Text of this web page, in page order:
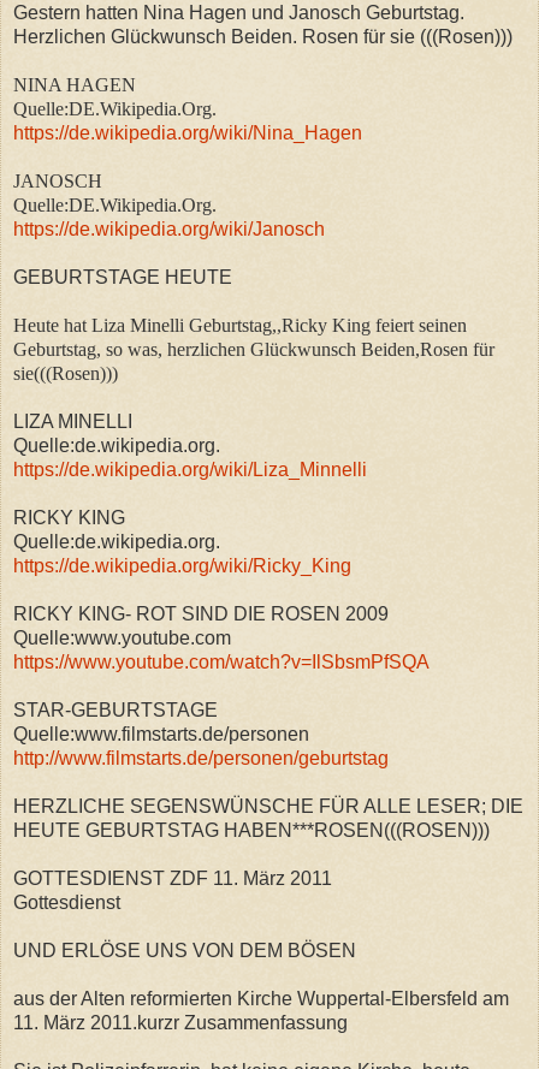
Gestern hatten Nina Hagen und Janosch Geburtstag.
Herzlichen Glückwunsch Beiden. Rosen für sie (((Rosen)))
NINA HAGEN
Quelle:DE.Wikipedia.Org.
https://de.wikipedia.org/wiki/Nina_Hagen
JANOSCH
Quelle:DE.Wikipedia.Org.
https://de.wikipedia.org/wiki/Janosch
GEBURTSTAGE HEUTE
Heute hat Liza Minelli Geburtstag,,Ricky King feiert seinen
Geburtstag, so was, herzlichen Glückwunsch Beiden,Rosen für
sie(((Rosen)))
LIZA MINELLI
Quelle:de.wikipedia.org.
https://de.wikipedia.org/wiki/Liza_Minnelli
RICKY KING
Quelle:de.wikipedia.org.
https://de.wikipedia.org/wiki/Ricky_King
RICKY KING- ROT SIND DIE ROSEN 2009
Quelle:www.youtube.com
https://www.youtube.com/watch?v=IlSbsmPfSQA
STAR-GEBURTSTAGE
Quelle:www.filmstarts.de/personen
http://www.filmstarts.de/personen/geburtstag
HERZLICHE SEGENSWÜNSCHE FÜR ALLE LESER; DIE
HEUTE GEBURTSTAG HABEN***ROSEN(((ROSEN)))
GOTTESDIENST ZDF 11. März 2011
Gottesdienst
UND ERLÖSE UNS VON DEM BÖSEN
aus der Alten reformierten Kirche Wuppertal-Elbersfeld am
11. März 2011.kurzr Zusammenfassung